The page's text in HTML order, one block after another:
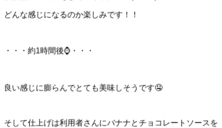
どんな感じになるのか楽しみです！！
・・・約1時間後⌚・・・
良い感じに膨らんでとても美味しそうです🤤
そして仕上げは利用者さんにバナナとチョコレートソースを